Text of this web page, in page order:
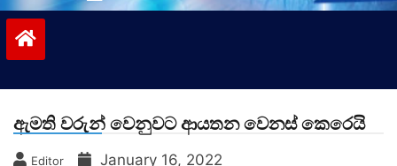
ඇමති වරුන් වෙනුවට ආයතන වෙනස් කෙරෙයි
Editor January 16, 2022